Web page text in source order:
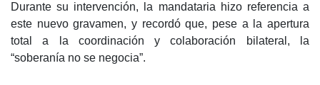
Durante su intervención, la mandataria hizo referencia a
este nuevo gravamen, y recordó que, pese a la apertura
total a la coordinación y colaboración bilateral, la
“soberanía no se negocia”.